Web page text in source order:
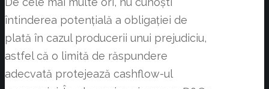
întinderea potențială a obligației de
plată în cazul producerii unui prejudiciu,
astfel că o limită de răspundere
adecvată protejează cashflow-ul